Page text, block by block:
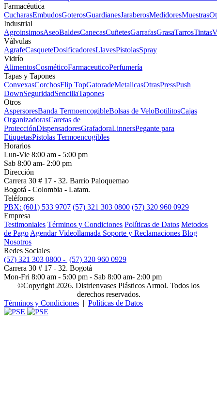
Farmacéutica
CucharasEmbudosGoterosGuardianesJaraberosMedidoresMuestras
Industrial
AgroinsimosAseoBaldesCanecasCuñetesGarrafasGrasaTarrosTintas
Válvulas
AgrafeCasqueteDosificadoresLlavesPistolasSpray
Vidrío
AlimentosCosméticoFarmaceuticoPerfumería
Tapas y Tapones
ConvexasCorchosFlip TopGatoradeMetalicasOtrasPressPush
DownSeguridadSencillaTapones
Otros
AspersoresBanda TermoencogibleBolsas de VeloBotilitosCajas
OrganizadorasCaretas de
ProtecciónDispensadoresGrafadoraLinnersPegante para
EtiquetasPistolas Termoencogibles
Horarios
Lun-Vie 8:00 am - 5:00 pm
Sab 8:00 am- 2:00 pm
Dirección
Carrera 30 # 17 - 32. Barrio Paloquemao
Bogotá - Colombia - Latam.
Teléfonos
PBX: (601) 533 9707 (57) 321 303 0800 (57) 320 960 0929
Empresa
Testimoniales Términos y Condiciones Políticas de Datos Metodos
de Pago Agendar Videollamada Soporte y Reclamaciones Blog
Nosotros
Redes Sociales
(57) 321 303 0800 - (57) 320 960 0929
Carrera 30 # 17 - 32. Bogotá
Mon-Fri 8:00 am - 5:00 pm - Sab 8:00 am- 2:00 pm
©Copyright 2026. Distrienvases Plásticos Armol. Todos los
derechos reservados.
Términos y Condiciones | Políticas de Datos